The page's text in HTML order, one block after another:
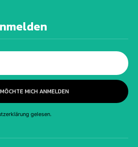
MICH ANMELDEN
gelesen.